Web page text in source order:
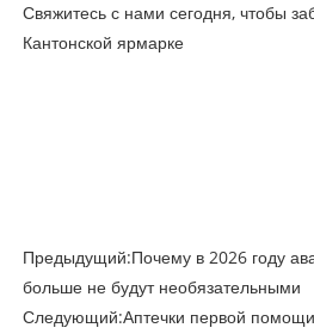
Свяжитесь с нами сегодня, чтобы
Кантонской ярмарке
Предыдущий:Почему в 2026 году
больше не будут необязательными
Следующий:Аптечки первой